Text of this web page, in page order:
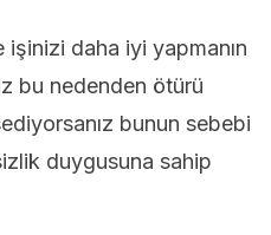
daha iyi yapmanın
bu nedenden ötürü
bunun sebebi
duygusuna sahip